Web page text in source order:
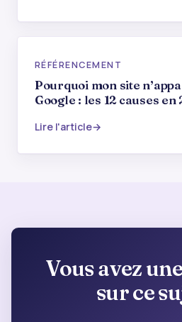
RÉFÉRENCEMENT
Pourquoi mon site
Google : les 12 causes en
Lire l'article
Vous avez
sur ce